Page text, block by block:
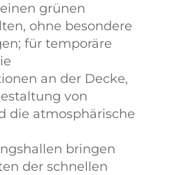
grünen
ohne besondere
für temporäre
an der Decke,
von
die atmosphärische
bringen
der schnellen